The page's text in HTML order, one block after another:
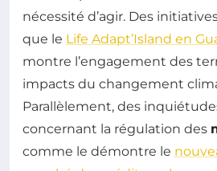
nécessité d’agir. Des
que le Life Adapt’Island en
montre l’engagement des
impacts du changement
Parallèlement, des
concernant la régulation des
comme le démontre le